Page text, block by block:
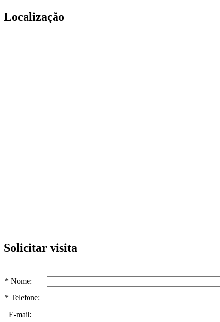
Localização
Solicitar visita
* Nome:
* Telefone:
E-mail: